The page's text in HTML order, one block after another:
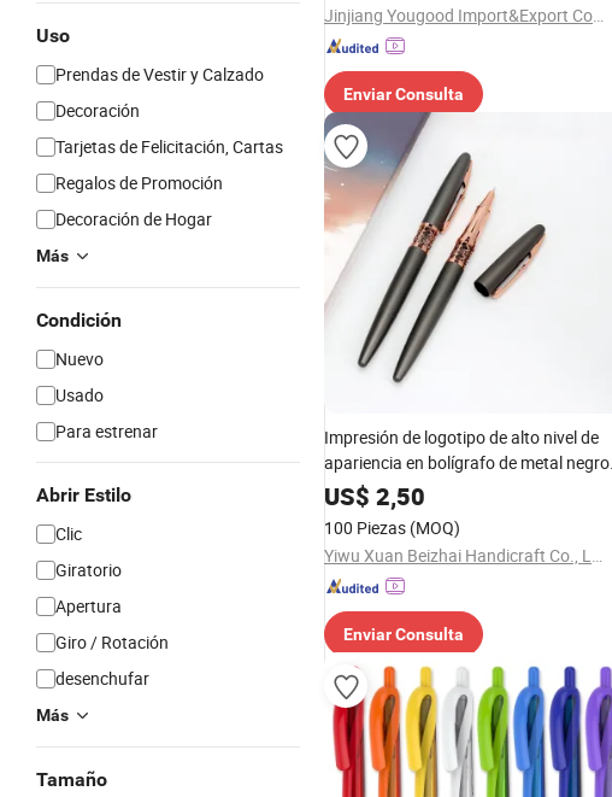
Uso
Prendas de Vestir y Calzado
Decoración
Tarjetas de Felicitación, Cartas
Regalos de Promoción
Decoración de Hogar
Más
Condición
Nuevo
Usado
Para estrenar
Abrir Estilo
Clic
Giratorio
Apertura
Giro / Rotación
desenchufar
Más
Tamaño
Jinjiang Yougood Import&Export Co., Ltd
Enviar Consulta
Impresión de logotipo de alto nivel de
apariencia en bolígrafo de metal negro
mate
US$ 2,50
100 Piezas (MOQ)
Yiwu Xuan Beizhai Handicraft Co., Ltd.
Enviar Consulta